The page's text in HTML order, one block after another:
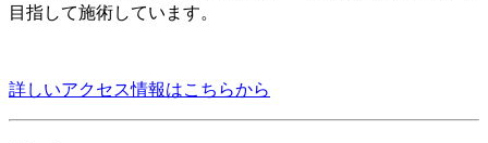
目指して施術しています。
詳しいアクセス情報はこちらから